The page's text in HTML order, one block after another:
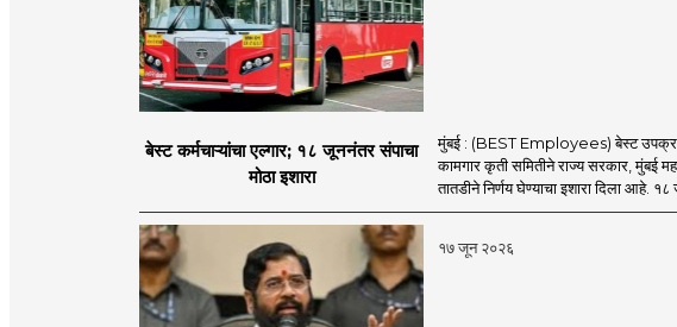
बेस्ट कर्मचाऱ्यांचा एल्गार; १८ जूननंतर संपाचा
मोठा इशारा
मुंबई : (BEST Employees) बेस्ट
कामगार कृती समितीने राज्य सरकार, मुंबई
तातडीने निर्णय घेण्याचा इशारा दिला आहे. १८
१७ जून २०२६